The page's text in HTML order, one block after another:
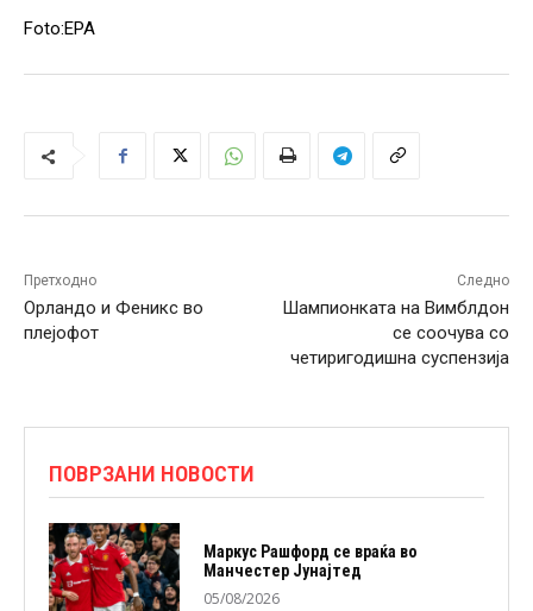
Foto:EPA
Претходно
Орландо и Феникс во
плејофот
Следно
Шампионката на Вимблдон
се соочува со
четиригодишна суспензија
ПОВРЗАНИ НОВОСТИ
Маркус Рашфорд се враќа во
Манчестер Јунајтед
05/08/2026